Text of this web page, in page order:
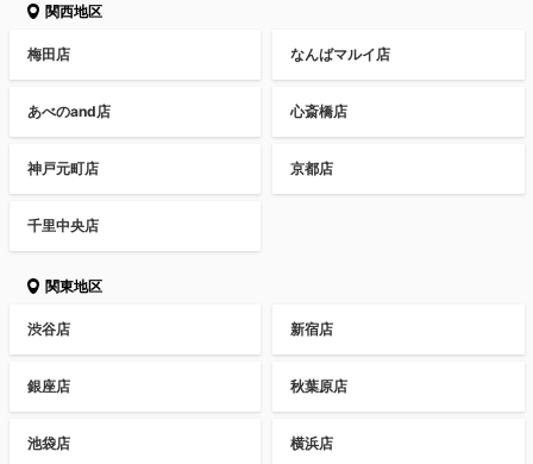
関西地区
梅田店 なんばマルイ店
あべのand店 心斎橋店
神戸元町店 京都店
千里中央店
関東地区
渋谷店 新宿店
銀座店 秋葉原店
池袋店 横浜店